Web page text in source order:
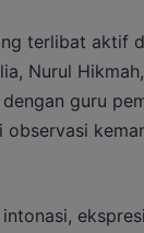
terlibat aktif
Nurul
guru